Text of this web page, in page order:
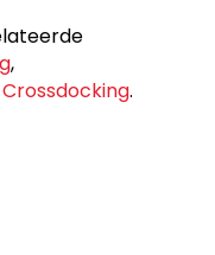
,
Crossdocking.